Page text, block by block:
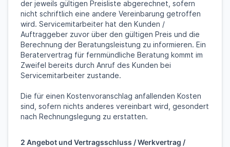
der jeweils gültigen Preisliste abgerechnet, sofern
nicht schriftlich eine andere Vereinbarung getroffen
wird. Servicemitarbeiter hat den Kunden /
Auftraggeber zuvor über den gültigen Preis und die
Berechnung der Beratungsleistung zu informieren. Ein
Beratervertrag für fernmündliche Beratung kommt im
Zweifel bereits durch Anruf des Kunden bei
Servicemitarbeiter zustande.
Die für einen Kostenvoranschlag anfallenden Kosten
sind, sofern nichts anderes vereinbart wird, gesondert
nach Rechnungslegung zu erstatten.
2 Angebot und Vertragsschluss / Werkvertrag /